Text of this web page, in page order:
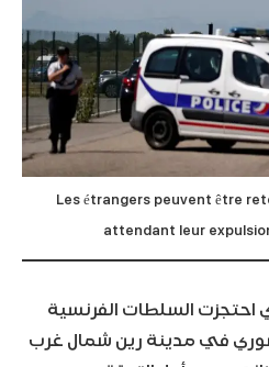
Les étrangers peuvent être
attendant leur
احتجزت السلطات الفرنسية
في مدينة رين شمال غرب